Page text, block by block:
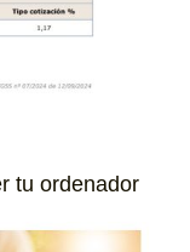
tu ordenador